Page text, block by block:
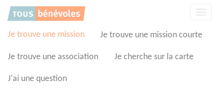
Je trouve une mission Je trouve une mission courte
Je trouve une association Je cherche sur la carte
J'ai une question
Panneau de gestion des cookies